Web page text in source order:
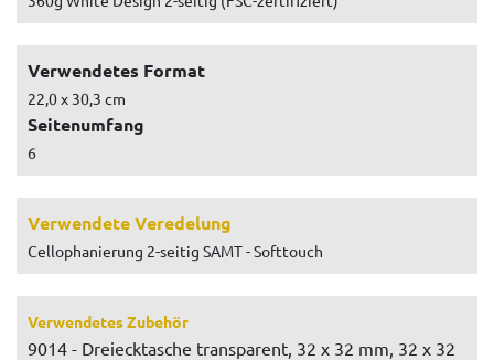
Verwendetes Format
22,0 x 30,3 cm
Seitenumfang
6
Verwendete Veredelung
Cellophanierung 2-seitig SAMT - Softtouch
Verwendetes Zubehör
9014 - Dreiecktasche transparent, 32 x 32 mm, 32 x 32